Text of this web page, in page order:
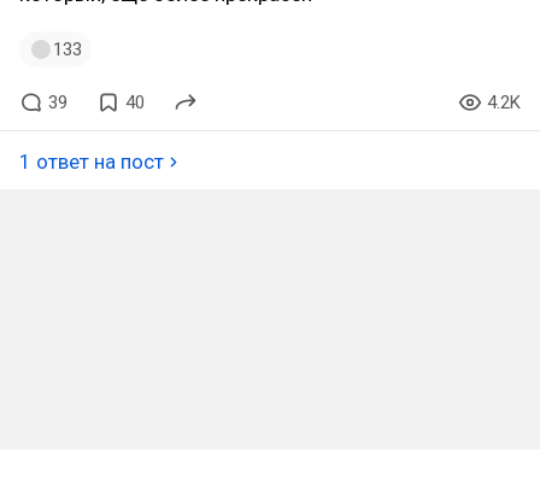
133
39 40 4.2K
1 ответ на пост